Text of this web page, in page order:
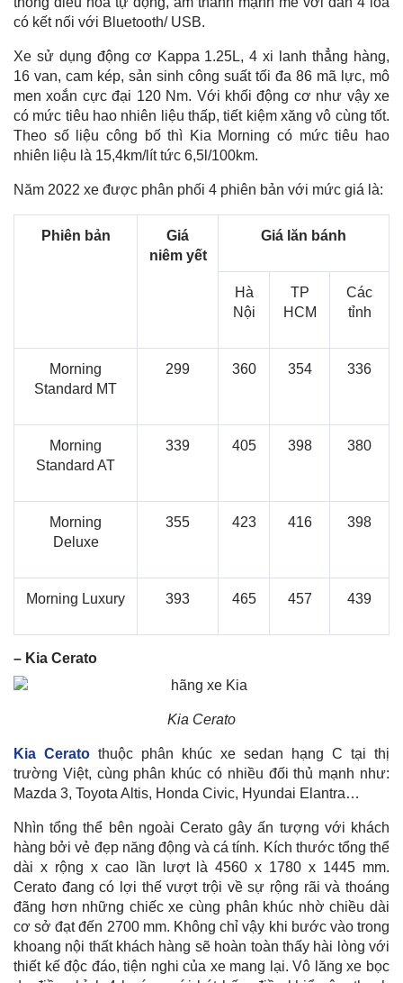
có kết nối với Bluetooth/ USB.
Xe sử dụng động cơ Kappa 1.25L, 4 xi lanh thẳng hàng,
16 van, cam kép, sản sinh công suất tối đa 86 mã lực, mô
men xoắn cực đại 120 Nm. Với khối động cơ như vậy xe
có mức tiêu hao nhiên liệu thấp, tiết kiệm xăng vô cùng tốt.
Theo số liệu công bố thì Kia Morning có mức tiêu hao
nhiên liệu là 15,4km/lít tức 6,5l/100km.
Năm 2022 xe được phân phối 4 phiên bản với mức giá là:
Phiên bản
Giá
niêm yết
Giá lăn bánh
Hà
Nội
TP
HCM
Các
tỉnh
Morning
Standard MT
299 360 354 336
Morning
Standard AT
339 405 398 380
Morning
Deluxe
355 423 416 398
Morning Luxury 393 465 457 439
– Kia Cerato
Kia Cerato
Kia Cerato thuộc phân khúc xe sedan hạng C tại thị
trường Việt, cùng phân khúc có nhiều đối thủ mạnh như:
Mazda 3, Toyota Altis, Honda Civic, Hyundai Elantra…
Nhìn tổng thể bên ngoài Cerato gây ấn tượng với khách
hàng bởi vẻ đẹp năng động và cá tính. Kích thước tổng thể
dài x rộng x cao lần lượt là 4560 x 1780 x 1445 mm.
Cerato đang có lợi thế vượt trội về sự rộng rãi và thoáng
đãng hơn những chiếc xe cùng phân khúc nhờ chiều dài
cơ sở đạt đến 2700 mm. Không chỉ vậy khi bước vào trong
khoang nội thất khách hàng sẽ hoàn toàn thấy hài lòng với
thiết kế độc đáo, tiện nghi của xe mang lại. Vô lăng xe bọc